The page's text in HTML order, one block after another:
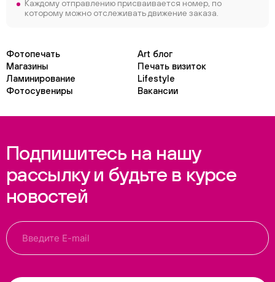
Каждому отправлению присваивается номер, по
которому можно отслеживать движение заказа.
Фотопечать
Art блог
Магазины
Печать визиток
Ламинирование
Lifestyle
Фотосувениры
Вакансии
Подпишитесь на нашу
рассылку и будьте в курсе
новостей